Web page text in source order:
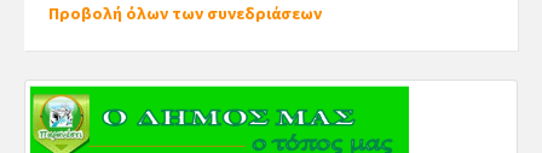
Προβολή όλων των συνεδριάσεων